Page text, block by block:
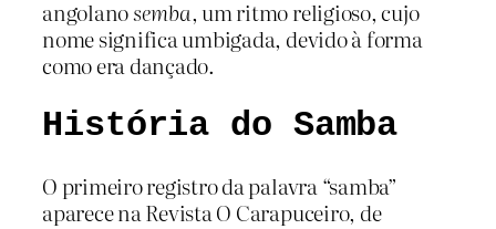
angolanosemba, um ritmo religioso, cujo
nome significa umbigada, devido à forma
como era dançado.
História do Samba
O primeiro registro da palavra “samba”
aparece na Revista O Carapuceiro, de